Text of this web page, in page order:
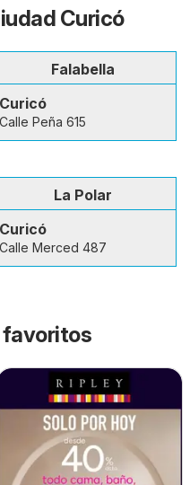
Curicó
Falabella
Curicó
Calle Peña 615
La Polar
Curicó
Calle Merced 487
favoritos